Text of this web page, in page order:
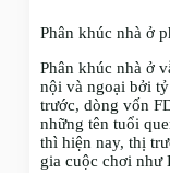
Phân khúc nhà ở
Phân khúc nhà ở
nội và ngoại bởi
trước, dòng vốn
những tên tuổi
thì hiện nay, thị
gia cuộc chơi như